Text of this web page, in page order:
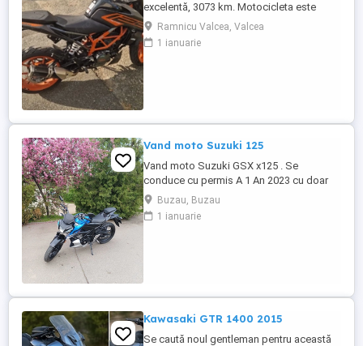
excelentă, 3073 km. Motocicleta este
ideală pentru începători sau pentru oraș.
Fără daune, lovituri!
Ramnicu Valcea, Valcea
1 ianuarie
Vand moto Suzuki 125
Vand moto Suzuki GSX x125 . Se
conduce cu permis A 1 An 2023 cu doar
5000km Stare impecabila , fara cazaturi
ITP valabil pana in noiembrie 2027 Revizii
si schimb de ulei in service autorizat
Buzau, Buzau
1 ianuarie
Kawasaki GTR 1400 2015
Se caută noul gentleman pentru această